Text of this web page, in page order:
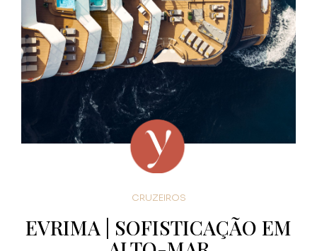
CRUZEIROS
EVRIMA | SOFISTICAÇÃO EM